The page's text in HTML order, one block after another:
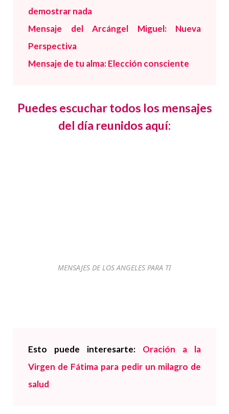
demostrar nada
Mensaje del Arcángel Miguel: Nueva
Perspectiva
Mensaje de tu alma: Elección consciente
Puedes escuchar todos los mensajes
del día reunidos aquí:
MENSAJES DE LOS ANGELES PARA TI
Esto puede interesarte: Oración a la
Virgen de Fátima para pedir un milagro de
salud